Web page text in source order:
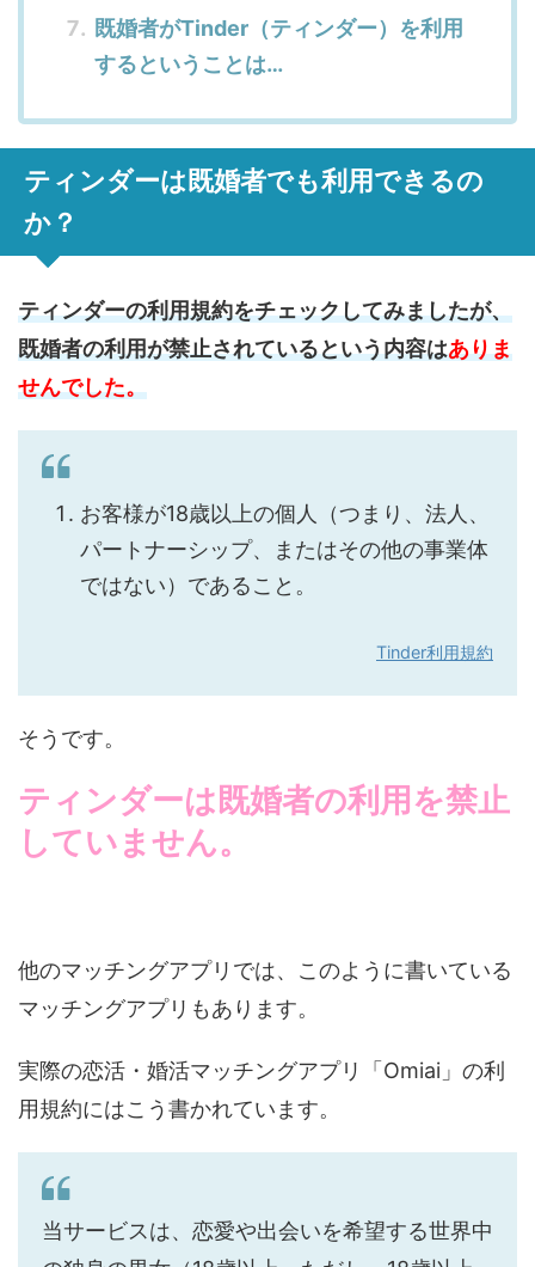
既婚者がTinder（ティンダー）を利用
するということは…
ティンダーは既婚者でも利用できるの
か？
ティンダーの利用規約をチェックしてみましたが、
既婚者の利用が禁止されているという内容はありま
せんでした。
お客様が18歳以上の個人（つまり、法人、
パートナーシップ、またはその他の事業体
ではない）であること。
Tinder利用規約
そうです。
ティンダーは既婚者の利用を禁止
していません。
他のマッチングアプリでは、このように書いている
マッチングアプリもあります。
実際の恋活・婚活マッチングアプリ「Omiai」の利
用規約にはこう書かれています。
当サービスは、恋愛や出会いを希望する世界中